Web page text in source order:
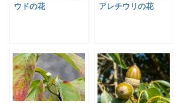
ウドの花 アレチウリの花